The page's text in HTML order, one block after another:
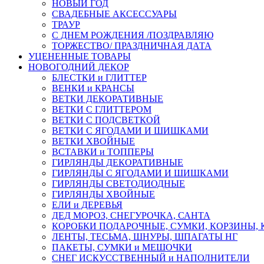
НОВЫЙ ГОД
СВАДЕБНЫЕ АКСЕССУАРЫ
ТРАУР
С ДНЕМ РОЖДЕНИЯ /ПОЗДРАВЛЯЮ
ТОРЖЕСТВО/ ПРАЗДНИЧНАЯ ДАТА
УЦЕНЕННЫЕ ТОВАРЫ
НОВОГОДНИЙ ДЕКОР
БЛЕСТКИ и ГЛИТТЕР
ВЕНКИ и КРАНСЫ
ВЕТКИ ДЕКОРАТИВНЫЕ
ВЕТКИ С ГЛИТТЕРОМ
ВЕТКИ С ПОДСВЕТКОЙ
ВЕТКИ С ЯГОДАМИ И ШИШКАМИ
ВЕТКИ ХВОЙНЫЕ
ВСТАВКИ и ТОППЕРЫ
ГИРЛЯНДЫ ДЕКОРАТИВНЫЕ
ГИРЛЯНДЫ С ЯГОДАМИ И ШИШКАМИ
ГИРЛЯНДЫ СВЕТОДИОДНЫЕ
ГИРЛЯНДЫ ХВОЙНЫЕ
ЕЛИ и ДЕРЕВЬЯ
ДЕД МОРОЗ, СНЕГУРОЧКА, САНТА
КОРОБКИ ПОДАРОЧНЫЕ, СУМКИ,
ЛЕНТЫ, ТЕСЬМА, ШНУРЫ, ШПАГАТЫ НГ
ПАКЕТЫ, СУМКИ и МЕШОЧКИ
СНЕГ ИСКУССТВЕННЫЙ и НАПОЛНИТЕЛИ